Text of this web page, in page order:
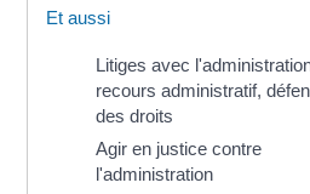
Et aussi
Litiges avec
recours administratif,
des droits
Agir en justice contre
l'administration